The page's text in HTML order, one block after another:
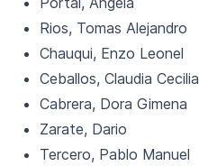
Rios, Tomas Alejandro
Chauqui, Enzo Leonel
Ceballos, Claudia Cecilia
Cabrera, Dora Gimena
Zarate, Dario
Tercero, Pablo Manuel